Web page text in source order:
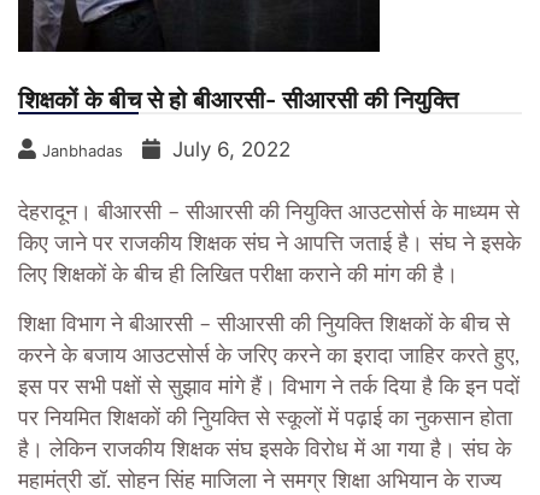
शिक्षकों के बीच से हो बीआरसी- सीआरसी की नियुक्ति
Janbhadas July 6, 2022
देहरादून। बीआरसी – सीआरसी की नियुक्ति आउटसोर्स के माध्यम से
किए जाने पर राजकीय शिक्षक संघ ने आपत्ति जताई है। संघ ने इसके
लिए शिक्षकों के बीच ही लिखित परीक्षा कराने की मांग की है।
शिक्षा विभाग ने बीआरसी – सीआरसी की निुयक्ति शिक्षकों के बीच से
करने के बजाय आउटसोर्स के जरिए करने का इरादा जाहिर करते हुए,
इस पर सभी पक्षों से सुझाव मांगे हैं। विभाग ने तर्क दिया है कि इन पदों
पर नियमित शिक्षकों की निुयक्ति से स्कूलों में पढ़ाई का नुकसान होता
है। लेकिन राजकीय शिक्षक संघ इसके विरोध में आ गया है। संघ के
महामंत्री डॉ. सोहन सिंह माजिला ने समग्र शिक्षा अभियान के राज्य